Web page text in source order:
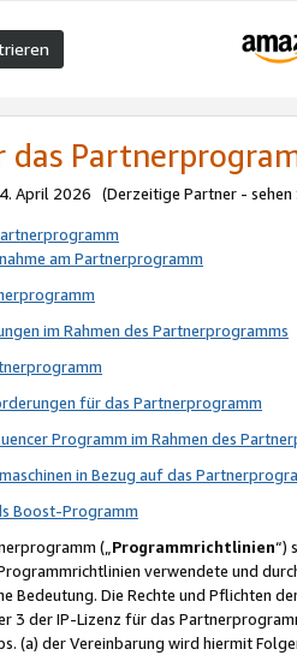
das
April 2026 (Derzeitige Partner - sehen
am Partnerprogramm
im Rahmen des Partnerprogramms
für das Partnerprogramm
Programm im Rahmen des
in Bezug auf das
Boost-Programm
(„Programmrichtlinien“)
verwendete und
Bedeutung. Die Rechte und Pflichten
3 der IP-Lizenz für das
(a) der Vereinbarung wird hiermit